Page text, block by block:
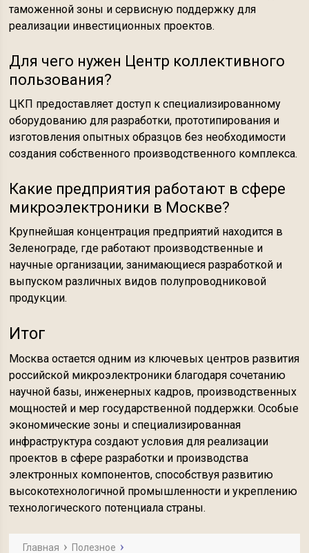
таможенной зоны и сервисную поддержку для
реализации инвестиционных проектов.
Для чего нужен Центр коллективного
пользования?
ЦКП предоставляет доступ к специализированному
оборудованию для разработки, прототипирования и
изготовления опытных образцов без необходимости
создания собственного производственного комплекса.
Какие предприятия работают в сфере
микроэлектроники в Москве?
Крупнейшая концентрация предприятий находится в
Зеленограде, где работают производственные и
научные организации, занимающиеся разработкой и
выпуском различных видов полупроводниковой
продукции.
Итог
Москва остается одним из ключевых центров развития
российской микроэлектроники благодаря сочетанию
научной базы, инженерных кадров, производственных
мощностей и мер государственной поддержки. Особые
экономические зоны и специализированная
инфраструктура создают условия для реализации
проектов в сфере разработки и производства
электронных компонентов, способствуя развитию
высокотехнологичной промышленности и укреплению
технологического потенциала страны.
Главная Полезное